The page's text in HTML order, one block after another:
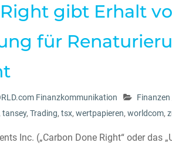
gibt Erhalt
für
Finanzkommunikation
tansey, Trading, tsx, wertpapieren, worldcom,
Inc. („Carbon Done Right“ oder das